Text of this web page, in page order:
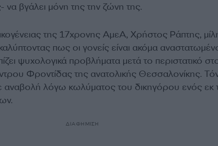
να βγάλει μόνη της την ζώνη της.
της 17χρονης ΑμεΑ, Χρήστος Ράπτης,
πως οι γονείς είναι ακόμα
ψυχολογικά προβλήματα μετά το περιστατικό
Φροντίδας της ανατολικής Θεσσαλονίκης.
αναβολή λόγω κωλύματος του δικηγόρου ενός εκ
ΔΙΑΦΗΜΙΣΗ